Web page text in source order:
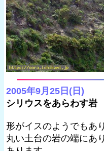
2005年9月25日(日)
シリウスをあらわす岩
形がイスのようでもあ
丸い土台の岩の端にあ